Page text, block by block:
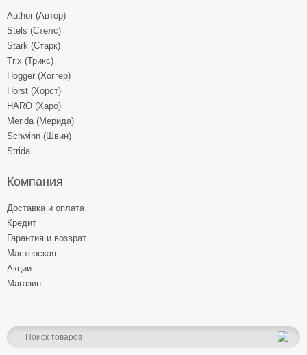
Author (Автор)
Stels (Стелс)
Stark (Старк)
Trix (Трикс)
Hogger (Хоггер)
Horst (Хорст)
HARO (Харо)
Merida (Мерида)
Schwinn (Швин)
Strida
Компания
Доставка и оплата
Кредит
Гарантия и возврат
Мастерская
Акции
Магазин